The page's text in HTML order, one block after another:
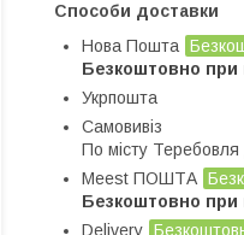
Способи доставки
Нова Пошта
Безкоштовно при
Укрпошта
Самовивіз
По місту Теребовля
Meest ПОШТА
Безкоштовно при
Delivery